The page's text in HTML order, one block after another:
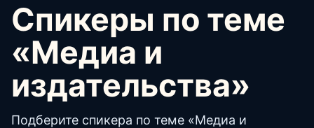
Спикеры по теме
«Медиа и
издательства»
Подберите спикера по теме «Медиа и